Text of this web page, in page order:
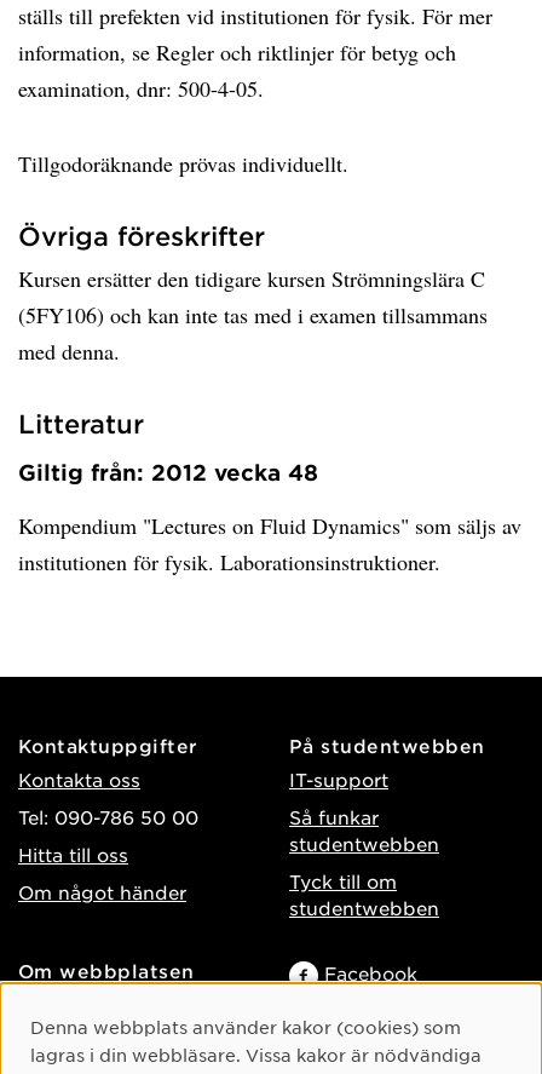
ställs till prefekten vid institutionen för fysik. För mer
information, se Regler och riktlinjer för betyg och
examination, dnr: 500-4-05.
Tillgodoräknande prövas individuellt.
Övriga föreskrifter
Kursen ersätter den tidigare kursen Strömningslära C
(5FY106) och kan inte tas med i examen tillsammans
med denna.
Litteratur
Giltig från: 2012 vecka 48
Kompendium "Lectures on Fluid Dynamics" som säljs av
institutionen för fysik. Laborationsinstruktioner.
Kontaktuppgifter
Kontakta oss
Tel: 090-786 50 00
Hitta till oss
Om något händer
På studentwebben
IT-support
Så funkar
studentwebben
Tyck till om
studentwebben
Om webbplatsen
Behandling av
personuppgifter
Facebook
TikTok
Cookie-samtycke
Denna webbplats använder kakor (cookies) som
lagras i din webbläsare. Vissa kakor är nödvändiga